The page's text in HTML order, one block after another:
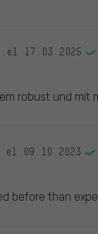
el 17.03.2025
robust und
el 09.10.2023
before than